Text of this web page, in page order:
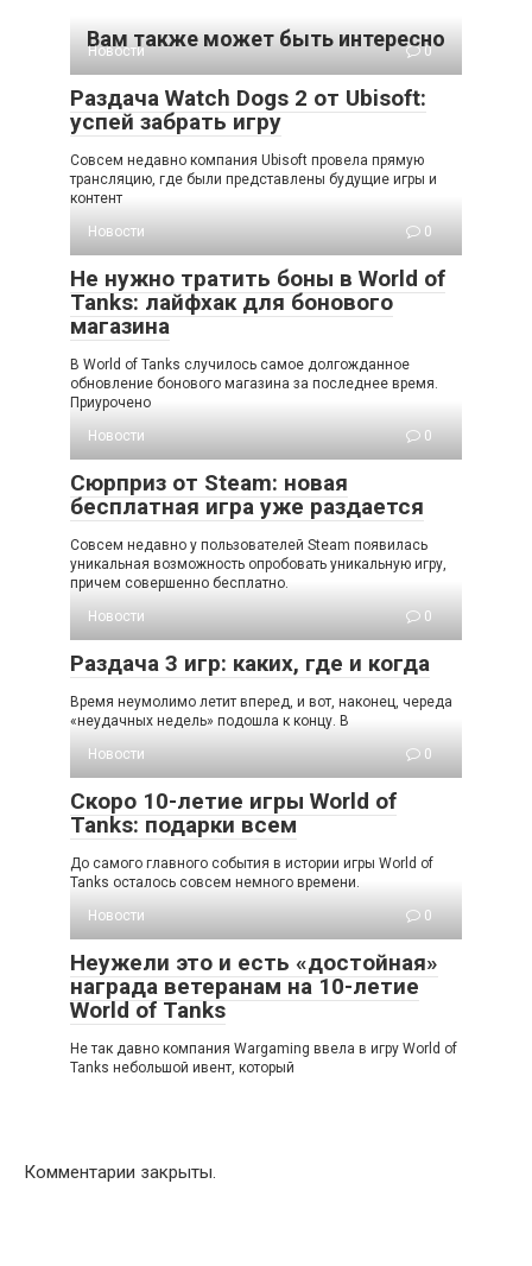
Вам также может быть интересно
Новости 0
Раздача Watch Dogs 2 от Ubisoft:
успей забрать игру
Совсем недавно компания Ubisoft провела прямую
трансляцию, где были представлены будущие игры и
контент
Новости
0
Не нужно тратить боны в World of
Tanks: лайфхак для бонового
магазина
В World of Tanks случилось самое долгожданное
обновление бонового магазина за последнее время.
Приурочено
Новости
0
Сюрприз от Steam: новая
бесплатная игра уже раздается
Совсем недавно у пользователей Steam появилась
уникальная возможность опробовать уникальную игру,
причем совершенно бесплатно.
Новости
0
Раздача 3 игр: каких, где и когда
Время неумолимо летит вперед, и вот, наконец, череда
«неудачных недель» подошла к концу. В
Новости
0
Скоро 10-летие игры World of
Tanks: подарки всем
До самого главного события в истории игры World of
Tanks осталось совсем немного времени.
Новости
0
Неужели это и есть «достойная»
награда ветеранам на 10-летие
World of Tanks
Не так давно компания Wargaming ввела в игру World of
Tanks небольшой ивент, который
Комментарии закрыты.